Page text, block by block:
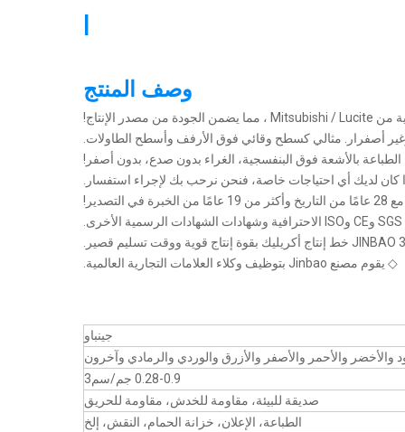
وصف المنتج
أصفرار. مثالي كسطح وقائي فوق الأرفف وأسطح الطاولات.
لديك أي احتياجات خاصة، فنحن نرحب بك لإجراء استفسار.
◇ يقوم مصنع Jinbao بتوظيف وكلاء العلامات التجارية العالمية.
جينباو
والأخضر والأحمر والأصفر والأزرق والوردي والرمادي وآخرون
0.28-0.9 جم/سم3
صديقة للبيئة، مقاومة للخدش، مقاومة للحريق
الطباعة، الإعلان، خزانة الحمام، النقش، إلخ